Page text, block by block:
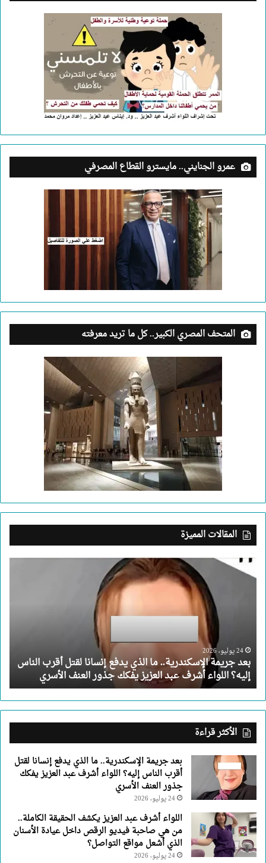
عمرو الجنايني.. مايسترو القطاع المصرفي
المتحف المصري الكبير.. كل ما تريد معرفته
المقالات المميزة
بعد
جريمة
لقتل
أقرب
الناس
إليه؟
اللواء
أشرف
عبد
العزيز
جذور
العنف
الأسري
24 يوليو، 2026
بعد جريمة الإسكندرية.. ما الذي يدفع إنسانا لقتل أقرب الناس
إليه؟ اللواء أشرف عبد العزيز يفكك جذور العنف الأسري
الأكثر قراءة
بعد جريمة الإسكندرية.. ما الذي يدفع إنسانا لقتل
أقرب الناس إليه؟ اللواء أشرف عبد العزيز يفكك
جذور العنف الأسري
24 يوليو، 2026
اللواء أشرف عبد العزيز يكشف الحقيقة الكاملة..
من هي صاحبة فيديو الرقص داخل عيادة الأسنان
الذي أشعل مواقع التواصل؟
24 يوليو، 2026